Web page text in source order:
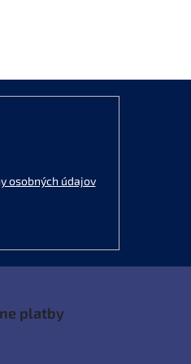
osobných údajov.
platby